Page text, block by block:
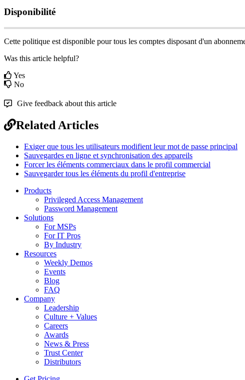
Disponibilité
Cette politique est disponible pour tous les comptes disposant d'un
Was this article helpful?
Yes
No
Give feedback about this article
Related Articles
Exiger que tous les utilisateurs modifient leur mot de passe principal
Sauvegardes en ligne et synchronisation des appareils
Forcer les éléments commerciaux dans le profil commercial
Sauvegarder tous les éléments du profil d'entreprise
Products
Privileged Access Management
Password Management
Solutions
For MSPs
For IT Pros
By Industry
Resources
Weekly Demos
Events
Blog
FAQ
Company
Leadership
Culture + Values
Careers
Awards
News & Press
Trust Center
Distributors